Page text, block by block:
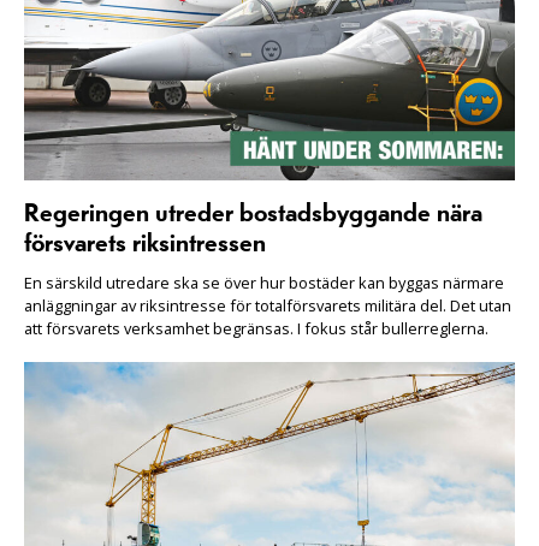
Regeringen utreder bostadsbyggande nära
försvarets riksintressen
En särskild utredare ska se över hur bostäder kan byggas närmare
anläggningar av riksintresse för totalförsvarets militära del. Det utan
att försvarets verksamhet begränsas. I fokus står bullerreglerna.